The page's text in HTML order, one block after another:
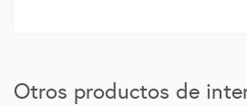
Otros productos de